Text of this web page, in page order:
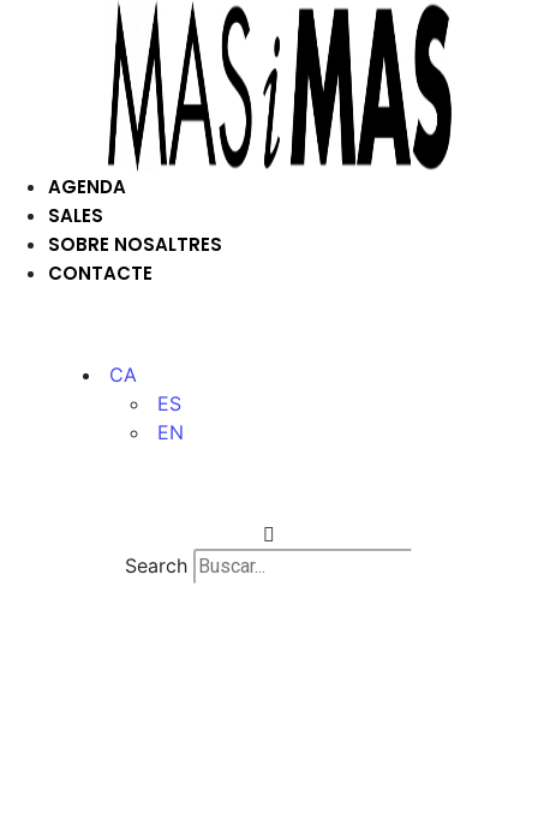
AGENDA
SALES
SOBRE NOSALTRES
CONTACTE
CA
ES
EN
Search